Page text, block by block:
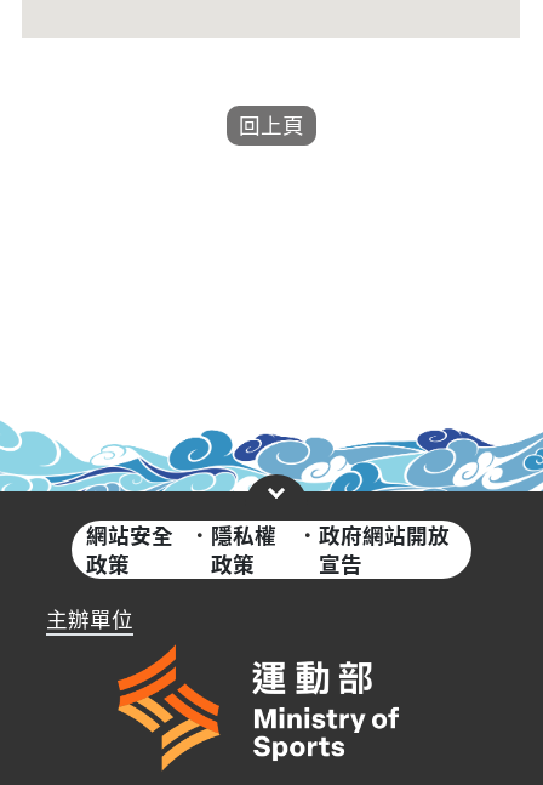
網站安全
政策
· 隱私權
政策
·政府網站開放
宣告
主辦單位